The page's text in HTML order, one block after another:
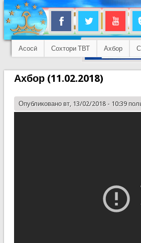
Асосӣ Сохтори ТВТ Ахбор
Ахбор (11.02.2018)
Опубликовано вт, 13/02/2018 - 10:39